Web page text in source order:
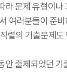
라 문제 유형이
여러분들이 준
렬의 기출문제도
안 출제되었던